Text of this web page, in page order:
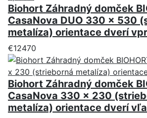
Biohort Záhradný domček
CasaNova DUO 330 x 530
metalíza) orientace dverí
€12470
Biohort Záhradný domček
CasaNova 330 x 230
metalíza) orientace dverí